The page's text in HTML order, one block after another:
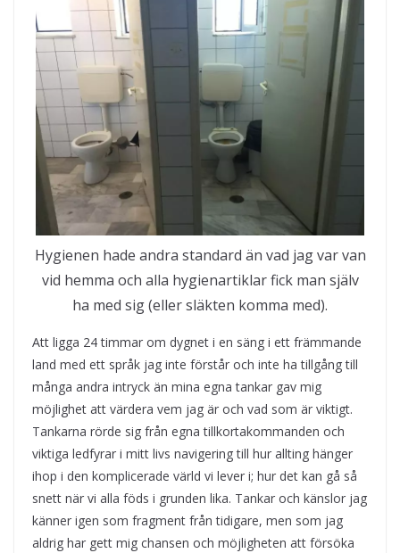
Hygienen hade andra standard än vad jag var van
vid hemma och alla hygienartiklar fick man själv
ha med sig (eller släkten komma med).
Att ligga 24 timmar om dygnet i en säng i ett främmande
land med ett språk jag inte förstår och inte ha tillgång till
många andra intryck än mina egna tankar gav mig
möjlighet att värdera vem jag är och vad som är viktigt.
Tankarna rörde sig från egna tillkortakommanden och
viktiga ledfyrar i mitt livs navigering till hur allting hänger
ihop i den komplicerade värld vi lever i; hur det kan gå så
snett när vi alla föds i grunden lika. Tankar och känslor jag
känner igen som fragment från tidigare, men som jag
aldrig har gett mig chansen och möjligheten att försöka